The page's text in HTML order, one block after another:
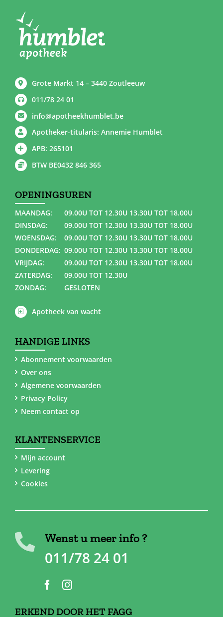
Grote Markt 14 – 3440 Zoutleeuw
011/78 24 01
info@apotheekhumblet.be
Apotheker-titularis: Annemie Humblet
APB: 265101
BTW BE0432 846 365
OPENINGSUREN
MAANDAG:
09.00U TOT 12.30U 13.30U TOT 18.00U
DINSDAG:
09.00U TOT 12.30U 13.30U TOT 18.00U
WOENSDAG:
09.00U TOT 12.30U 13.30U TOT 18.00U
DONDERDAG: 09.00U TOT 12.30U 13.30U TOT 18.00U
VRIJDAG:
09.00U TOT 12.30U 13.30U TOT 18.00U
ZATERDAG:
09.00U TOT 12.30U
ZONDAG:
GESLOTEN
Apotheek van wacht
HANDIGE LINKS
Abonnement voorwaarden
Over ons
Algemene voorwaarden
Privacy Policy
Neem contact op
KLANTENSERVICE
Mijn account
Levering
Cookies
Wenst u meer info ?
011/78 24 01
ERKEND DOOR HET FAGG